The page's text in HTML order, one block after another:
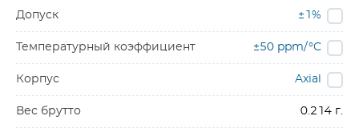
Допуск ±1%
Температурный коэффициент ±50 ppm/°C
Корпус Axial
Вес брутто 0.214 г.